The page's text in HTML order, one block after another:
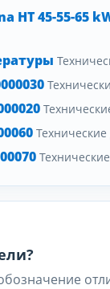
HT 45-55-65